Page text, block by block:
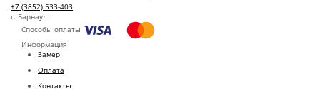
+7 (3852) 533-403
г. Барнаул
Способы оплаты
Информация
Замер
Оплата
Контакты